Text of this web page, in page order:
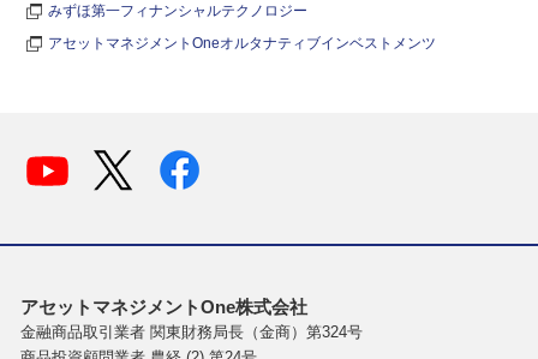
みずほ第一フィナンシャルテクノロジー
アセットマネジメントOneオルタナティブインベストメンツ
アセットマネジメントOne株式会社
金融商品取引業者 関東財務局長（金商）第324号